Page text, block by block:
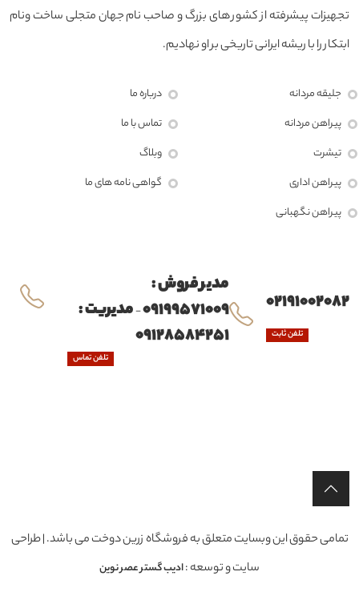
جلیقه مردانه
پیراهن مردانه
تیشرت
پیراهن اداری
پیراهن نگهبانی
درباره ما
تماس با ما
وبلاگ
گواهی نامه های ما
تجهیزات پیشرفته از کشور های بزرگ و صاحب نام جهان متجلی ساخت ونام
ابتکار را با ریشه ایرانی تاریخی بر او نهادیم.
02191002082
تلفن ثابت
مدیر فروش :
09199571009
-مدیریت :
09128584251
تلفن تماس
تمامی حقوق این وبسایت متعلق به فروشگاه زرین دوخت می باشد. | طراحی
سایت و توسعه :ادیب گستر عصر نوین